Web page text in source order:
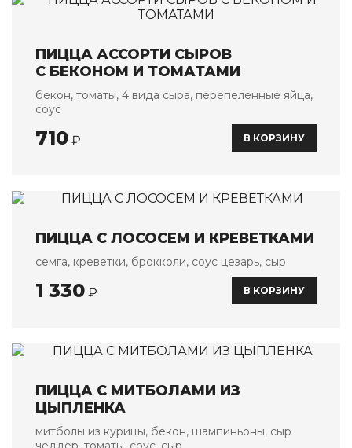
ОПЛАТА И ДОСТАВКА
КОНТАКТЫ
ПИЦЦА АССОРТИ СЫРОВ
С БЕКОНОМ И ТОМАТАМИ
бекон, томаты, 4 вида сыра, перепеленные яйца,
соус
710 ₽ В КОРЗИНУ
ПИЦЦА С ЛОСОСЕМ И КРЕВЕТКАМИ
семга, креветки, брокколи, соус цезарь, сыр
1 330 ₽ В КОРЗИНУ
ПИЦЦА С МИТБОЛАМИ ИЗ
ЦЫПЛЕНКА
митболы из курицы, бекон, шампиньоны, сыр